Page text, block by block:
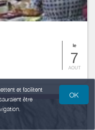
et facilitent
être
OK
le
7
AOUT